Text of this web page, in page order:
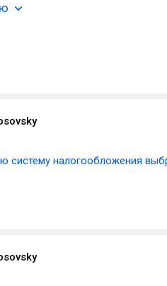
систему налогообложения